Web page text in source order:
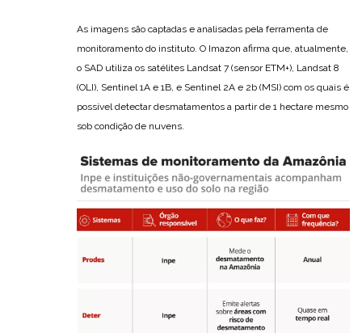
As imagens são captadas e analisadas pela ferramenta de
monitoramento do instituto. O Imazon afirma que, atualmente,
o SAD utiliza os satélites Landsat 7 (sensor ETM+), Landsat 8
(OLI), Sentinel 1A e 1B, e Sentinel 2A e 2b (MSI) com os quais é
possível detectar desmatamentos a partir de 1 hectare mesmo
sob condição de nuvens.